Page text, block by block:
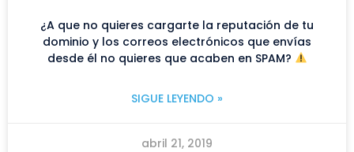
¿A que no quieres cargarte la reputación de tu
dominio y los correos electrónicos que envías
desde él no quieres que acaben en SPAM?
SIGUE LEYENDO »
abril 21, 2019